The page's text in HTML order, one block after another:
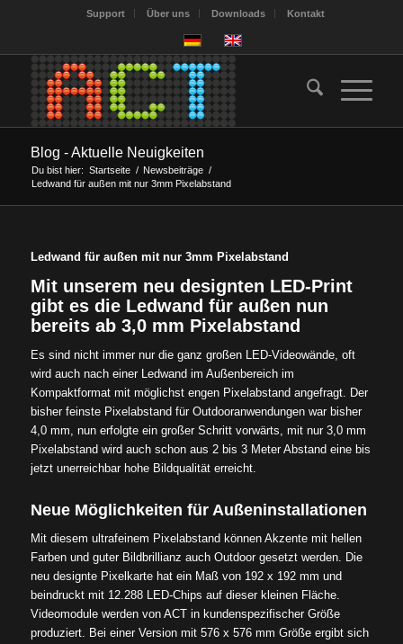
Support Über uns Downloads Kontakt
Blog - Aktuelle Neuigkeiten
Du bist hier: Startseite / Newsbeiträge /
Ledwand für außen mit nur 3mm Pixelabstand
Ledwand für außen mit nur 3mm Pixelabstand
Mit unserem neu designten LED-Print
gibt es die Ledwand für außen nun
bereits ab 3,0 mm Pixelabstand
Es sind nicht immer nur die ganz großen LED-Videowände, oft
wird auch nach einer Ledwand im Außenbereich im
Kompaktformat mit möglichst engen Pixelabstand angefragt. Der
bisher feinste Pixelabstand für Outdooranwendungen war bisher
4,0 mm, nun erfolgte ein großer Schritt vorwärts, mit nur 3,0 mm
Pixelabstand wird auch schon aus 2 bis 3 Meter Abstand eine bis
jetzt unerreichbar hohe Bildqualität erreicht.
Neue Möglichkeiten für Außeninstallationen
Mit diesem ultrafeinem Pixelabstand können Akzente mit hellen
Farben und guter Bildbrillianz auch Outdoor gesetzt werden. Die
neu designte Pixelkarte hat ein Maß von 192 x 192 mm und
beindruckt mit 12.288 LED-Chips auf dieser kleinen Fläche.
Videomodule werden von ACT in kundenspezifischer Größe
produziert. Bei einer Version mit 576 x 576 mm Größe ergibt sich